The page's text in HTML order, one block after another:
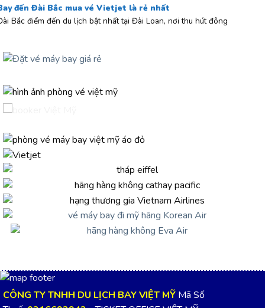
đến Đài Bắc mua vé Vietjet là rẻ nhất
Bắc điểm đến du lịch bật nhất tại Đài Loan, nơi thu hút đông
CÔNG TY TNHH DU LỊCH BAY VIỆT MỸ Mã Số